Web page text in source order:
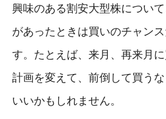
興味のある割安大型株につい
があったときは買いのチャン
す。たとえば、来月、再来月
計画を変えて、前倒して買う
いいかもしれません。